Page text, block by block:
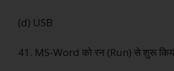
(d) USB
41. MS-Word को रन (Run) से शुरू